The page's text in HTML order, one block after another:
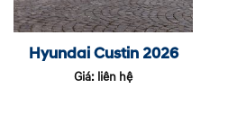
Hyundai Custin 2026
Giá: liên hệ